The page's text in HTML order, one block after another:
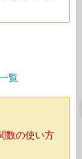
覧
数の使い方